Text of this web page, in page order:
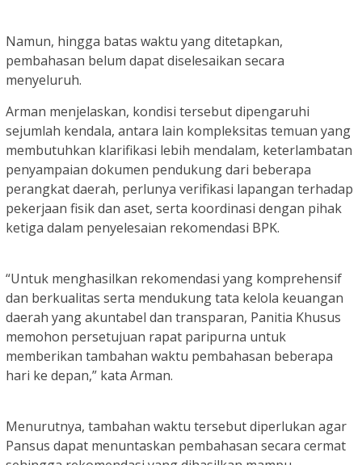
Namun, hingga batas waktu yang ditetapkan,
pembahasan belum dapat diselesaikan secara
menyeluruh.
Arman menjelaskan, kondisi tersebut dipengaruhi
sejumlah kendala, antara lain kompleksitas temuan yang
membutuhkan klarifikasi lebih mendalam, keterlambatan
penyampaian dokumen pendukung dari beberapa
perangkat daerah, perlunya verifikasi lapangan terhadap
pekerjaan fisik dan aset, serta koordinasi dengan pihak
ketiga dalam penyelesaian rekomendasi BPK.
“Untuk menghasilkan rekomendasi yang komprehensif
dan berkualitas serta mendukung tata kelola keuangan
daerah yang akuntabel dan transparan, Panitia Khusus
memohon persetujuan rapat paripurna untuk
memberikan tambahan waktu pembahasan beberapa
hari ke depan,” kata Arman.
Menurutnya, tambahan waktu tersebut diperlukan agar
Pansus dapat menuntaskan pembahasan secara cermat